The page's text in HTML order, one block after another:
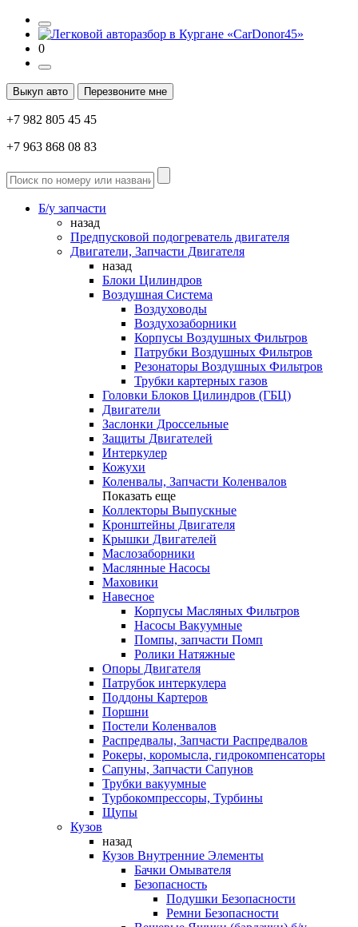
0
Выкуп авто Перезвоните мне
+7 982 805 45 45
+7 963 868 08 83
Б/у запчасти
назад
Предпусковой подогреватель двигателя
Двигатели, Запчасти Двигателя
назад
Блоки Цилиндров
Воздушная Система
Воздуховоды
Воздухозаборники
Корпусы Воздушных Фильтров
Патрубки Воздушных Фильтров
Резонаторы Воздушных Фильтров
Трубки картерных газов
Головки Блоков Цилиндров (ГБЦ)
Двигатели
Заслонки Дроссельные
Защиты Двигателей
Интеркулер
Кожухи
Коленвалы, Запчасти Коленвалов
Показать еще
Коллекторы Выпускные
Кронштейны Двигателя
Крышки Двигателей
Маслозаборники
Маслянные Насосы
Маховики
Навесное
Корпусы Масляных Фильтров
Насосы Вакуумные
Помпы, запчасти Помп
Ролики Натяжные
Опоры Двигателя
Патрубок интеркулера
Поддоны Картеров
Поршни
Постели Коленвалов
Распредвалы, Запчасти Распредвалов
Рокеры, коромысла, гидрокомпенсаторы
Сапуны, Запчасти Сапунов
Трубки вакуумные
Турбокомпрессоры, Турбины
Щупы
Кузов
назад
Кузов Внутренние Элементы
Бачки Омывателя
Безопасность
Подушки Безопасности
Ремни Безопасности